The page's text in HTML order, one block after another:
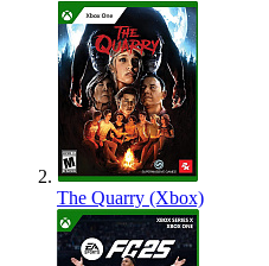
The Quarry (Xbox)